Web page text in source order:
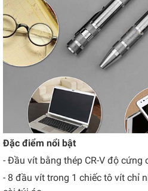
Đặc điểm nổi bật
- Đầu vít bằng thép CR-V độ cứng
- 8 đầu vít trong 1 chiếc tô vít chỉ